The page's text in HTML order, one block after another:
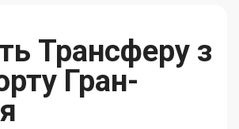
Трансферу з
Гран-